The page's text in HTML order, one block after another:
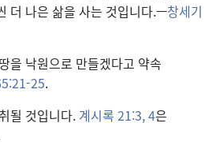
더 나은 삶을 사는 것입니다.—창세기
을 낙원으로 만들겠다고 약속
25.
될 것입니다. 계시록 21:3, 4은